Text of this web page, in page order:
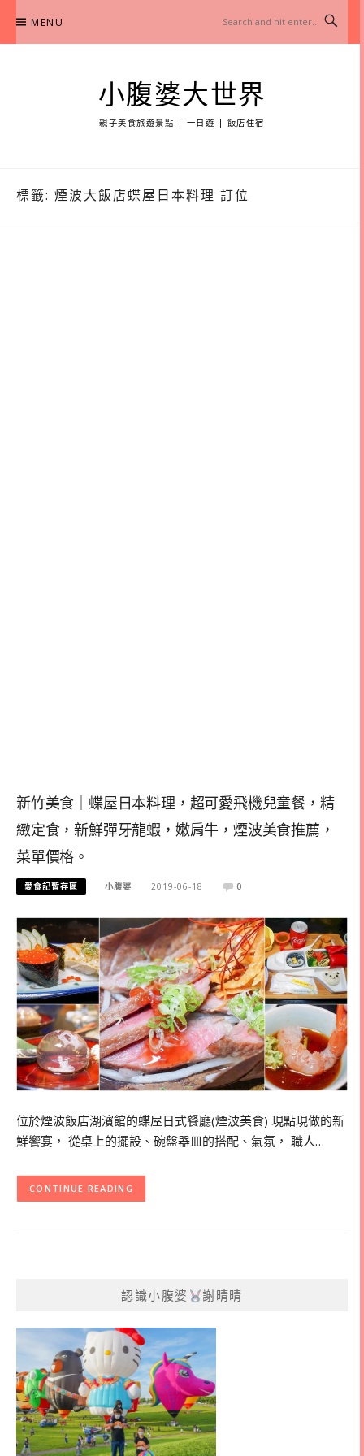
content
MENU
小腹婆大世界
親子美食旅遊景點 | 一日遊 | 飯店住宿
標籤: 煙波大飯店蝶屋日本料理 訂位
新竹美食｜蝶屋日本料理，超可愛飛機兒童餐，精
緻定食，新鮮彈牙龍蝦，嫩肩牛，煙波美食推薦，
菜單價格。
愛食記暫存區 小腹婆 2019-06-18 0
位於煙波飯店湖濱館的蝶屋日式餐廳(煙波美食) 現點現做的新
鮮饗宴， 從桌上的擺設、碗盤器皿的搭配、氣氛， 職人…
CONTINUE READING
認識小腹婆 謝晴晴